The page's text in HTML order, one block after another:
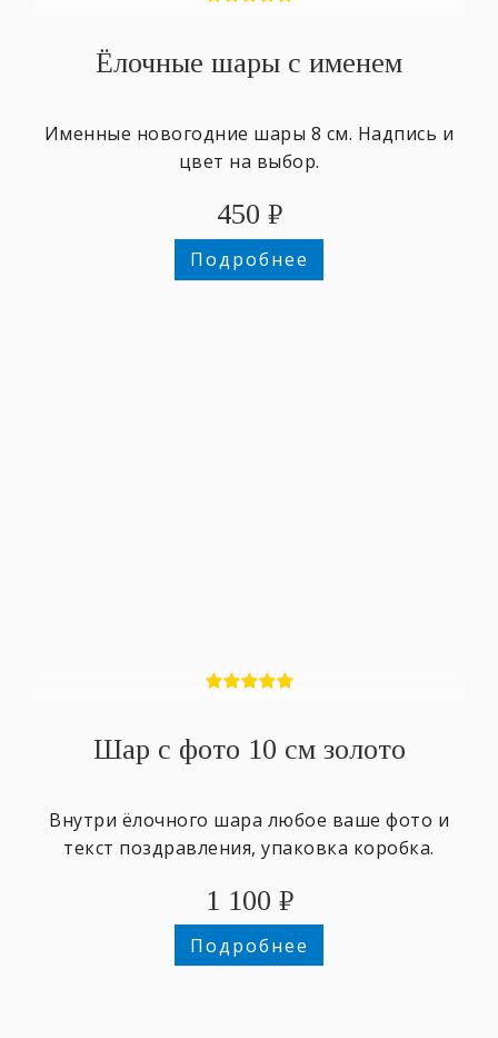
Ёлочные шары с именем
Именные новогодние шары 8 см. Надпись и
цвет на выбор.
450 ₽
Подробнее
Шар с фото 10 см золото
Внутри ёлочного шара любое ваше фото и
текст поздравления, упаковка коробка.
1 100 ₽
Подробнее